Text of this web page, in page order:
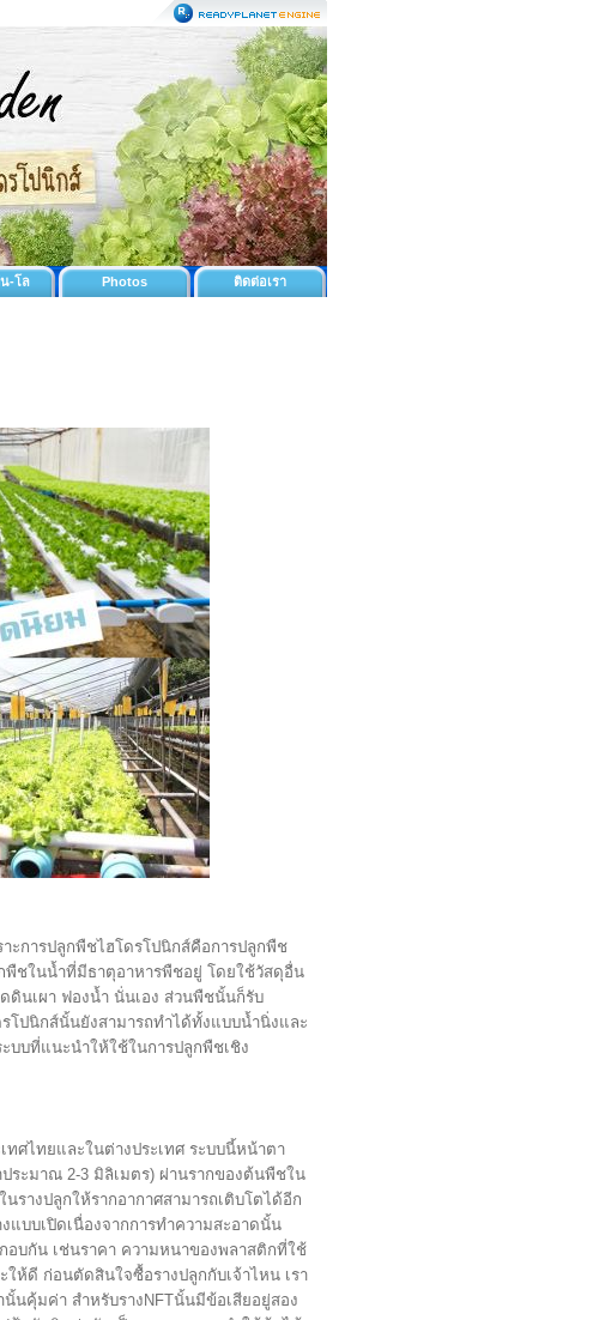
-โล Photos ติดต่อเรา
ะการปลูกพืชไฮโดรโปนิกส์คือการปลูกพืช
ชในน้ำที่มีธาตุอาหารพืชอยู่ โดยใช้วัสดุอื่น
ดินเผา ฟองน้ำ นั่นเอง ส่วนพืชนั้นก็รับ
โปนิกส์นั้นยังสามารถทำได้ทั้งแบบน้ำนิ่งและ
บบที่แนะนำให้ใช้ในการปลูกพืชเชิง
ทศไทยและในต่างประเทศ ระบบนี้หน้าตา
ระมาณ 2-3 มิลิเมตร) ผ่านรากของต้นพืชใน
รางปลูกให้รากอากาศสามารถเติบโตได้อีก
แบบเปิดเนื่องจากการทำความสะอาดนั้น
กอบกัน เช่นราคา ความหนาของพลาสติกที่ใช้
ให้ดี ก่อนตัดสินใจซื้อรางปลูกกับเจ้าไหน เรา
นคุ้มค่า สำหรับรางNFTนั้นมีข้อเสียอยู่สอง